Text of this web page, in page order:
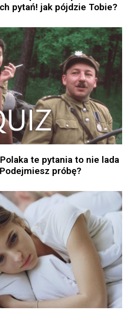
pytań! jak pójdzie Tobie?
te pytania to nie lada
próbę?